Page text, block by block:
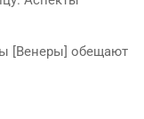
[Венеры] обещают